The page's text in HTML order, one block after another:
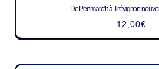
De Penmarc’h à Trévignon
12,00€